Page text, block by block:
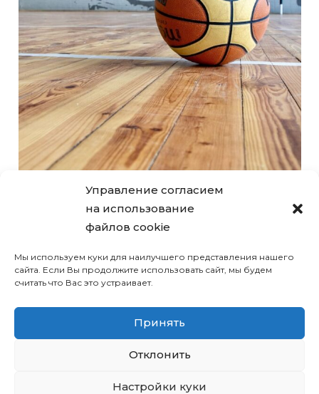
Управление согласием
на использование
файлов cookie
Мы используем куки для наилучшего представления нашего
сайта. Если Вы продолжите использовать сайт, мы будем
считать что Вас это устраивает.
Принять
Отклонить
Настройки куки
ИГРОВОЙ ЗАЛ